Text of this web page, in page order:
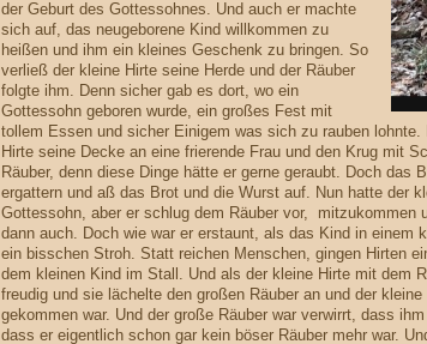
der Geburt des Gottessohnes. Und auch er machte
sich auf, das neugeborene Kind willkommen zu
heißen und ihm ein kleines Geschenk zu bringen. So
verließ der kleine Hirte seine Herde und der Räuber
folgte ihm. Denn sicher gab es dort, wo ein
Gottessohn geboren wurde, ein großes Fest mit
tollem Essen und sicher Einigem was sich zu rauben
Hirte seine Decke an eine frierende Frau und den Krug mit
Räuber, denn diese Dinge hätte er gerne geraubt. Doch das
ergattern und aß das Brot und die Wurst auf. Nun hatte der
Gottessohn, aber er schlug dem Räuber vor, mitzukommen
dann auch. Doch wie war er erstaunt, als das Kind in einem
ein bisschen Stroh. Statt reichen Menschen, gingen Hirten
dem kleinen Kind im Stall. Und als der kleine Hirte mit dem
freudig und sie lächelte den großen Räuber an und der
gekommen war. Und der große Räuber war verwirrt, dass
dass er eigentlich schon gar kein böser Räuber mehr war.